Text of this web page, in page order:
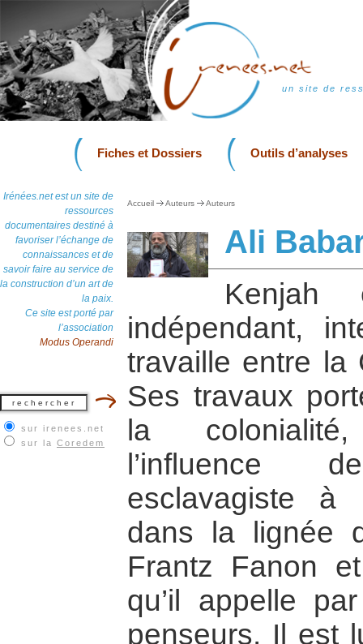
un site de
Fiches et Dossiers Outils d’analyses
Irénées.net est un site de
ressources
documentaires destiné à
favoriser l’échange de
connaissances et de
savoir faire au service de
la construction d’un art de
la paix.
Ce site est porté par
l’association
Modus Operandi
sur irenees.net
sur la Coredem
Accueil Auteurs Auteurs
Ali
Kenjah
indépendant,
travaille entre la
Ses travaux
la
l’influence
esclavagiste à
dans la lignée
Frantz Fanon
qu’il appelle
penseurs. Il est